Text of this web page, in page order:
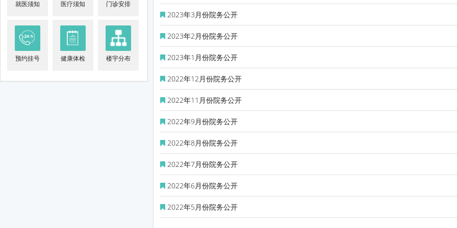
就医须知 医疗须知 门诊安排
预约挂号 健康体检 楼宇分布
2023年3月份院务公开
2023年2月份院务公开
2023年1月份院务公开
2022年12月份院务公开
2022年11月份院务公开
2022年9月份院务公开
2022年8月份院务公开
2022年7月份院务公开
2022年6月份院务公开
2022年5月份院务公开